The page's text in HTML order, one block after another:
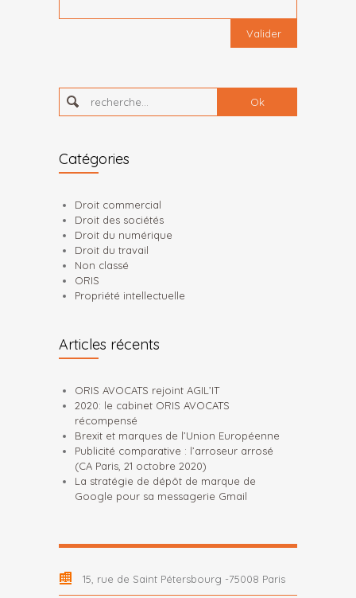
recherche...
Catégories
Droit commercial
Droit des sociétés
Droit du numérique
Droit du travail
Non classé
ORIS
Propriété intellectuelle
Articles récents
ORIS AVOCATS rejoint AGIL’IT
2020: le cabinet ORIS AVOCATS
récompensé
Brexit et marques de l’Union Européenne
Publicité comparative : l’arroseur arrosé
(CA Paris, 21 octobre 2020)
La stratégie de dépôt de marque de
Google pour sa messagerie Gmail
15, rue de Saint Pétersbourg -75008 Paris